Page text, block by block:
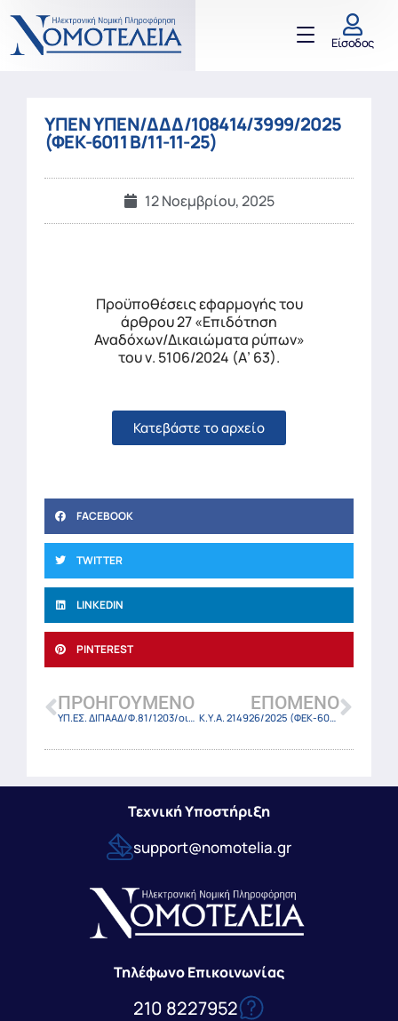
Είσοδος
ΥΠΕΝ ΥΠΕΝ/ΔΔΔ/108414/3999/2025
(ΦΕΚ-6011 Β/11-11-25)
12 Νοεμβρίου, 2025
Προϋποθέσεις εφαρμογής του
άρθρου 27 «Επιδότηση
Αναδόχων/Δικαιώματα ρύπων»
του ν. 5106/2024 (Α’ 63).
Κατεβάστε το αρχείο
FACEBOOK
TWITTER
LINKEDIN
PINTEREST
ΠΡΟΗΓΟΎΜΕΝΟ
ΥΠ.ΕΣ. ΔΙΠΑΑΔ/Φ.81/1203/οικ.17803/11-11-25
ΕΠΌΜΕΝΟ
Κ.Υ.Α. 214926/2025 (ΦΕΚ-6014 Β/11-11-25)
Τεχνική Υποστήριξη
support@nomotelia.gr
Τηλέφωνο Επικοινωνίας
210 8227952